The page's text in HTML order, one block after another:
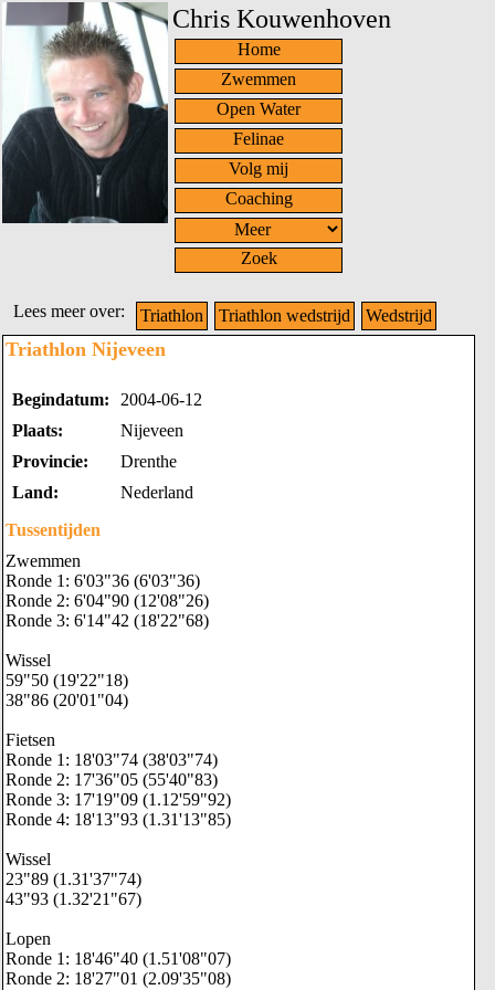
Chris Kouwenhoven
Home
Zwemmen
Open Water
Felinae
Volg mij
Coaching
Zoek
Lees meer over: Triathlon Triathlon wedstrijd Wedstrijd
Triathlon Nijeveen
Begindatum:
2004-06-12
Plaats:
Nijeveen
Provincie:
Drenthe
Land:
Nederland
Tussentijden
Zwemmen
Ronde 1: 6'03"36 (6'03"36)
Ronde 2: 6'04"90 (12'08"26)
Ronde 3: 6'14"42 (18'22"68)
Wissel
59"50 (19'22"18)
38"86 (20'01"04)
Fietsen
Ronde 1: 18'03"74 (38'03"74)
Ronde 2: 17'36"05 (55'40"83)
Ronde 3: 17'19"09 (1.12'59"92)
Ronde 4: 18'13"93 (1.31'13"85)
Wissel
23"89 (1.31'37"74)
43"93 (1.32'21"67)
Lopen
Ronde 1: 18'46"40 (1.51'08"07)
Ronde 2: 18'27"01 (2.09'35"08)